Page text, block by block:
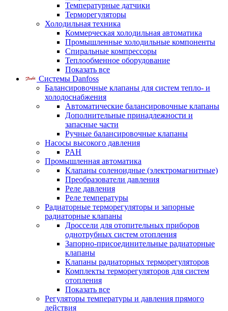
Температурные датчики
Терморегуляторы
Холодильная техника
Коммерческая холодильная автоматика
Промышленные холодильные компоненты
Спиральные компрессоры
Теплообменное оборудование
Показать все
Системы Danfoss
Балансировочные клапаны для систем тепло- и
холодоснабжения
Автоматические балансировочные клапаны
Дополнительные принадлежности и
запасные части
Ручные балансировочные клапаны
Насосы высокого давления
PAH
Промышленная автоматика
Клапаны соленоидные (электромагнитные)
Преобразователи давления
Реле давления
Реле температуры
Радиаторные терморегуляторы и запорные
радиаторные клапаны
Дроссели для отопительных приборов
однотрубных систем отопления
Запорно-присоединительные радиаторные
клапаны
Клапаны радиаторных терморегуляторов
Комплекты терморегуляторов для систем
отопления
Показать все
Регуляторы температуры и давления прямого
действия